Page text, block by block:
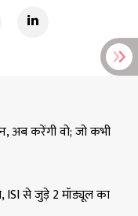
अब करेंगी वो; जो कभी
ISI से जुड़े 2 मॉड्यूल का